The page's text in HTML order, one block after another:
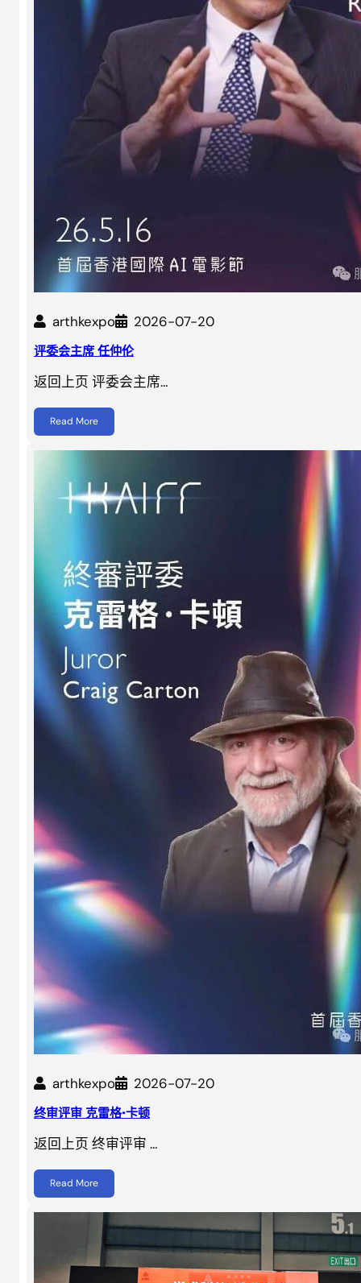
arthkexpo 2026-07-20
评委会主席 任仲伦
返回上页 评委会主席…
Read More
arthkexpo 2026-07-20
终审评审 克雷格·卡顿
返回上页 终审评审 …
Read More